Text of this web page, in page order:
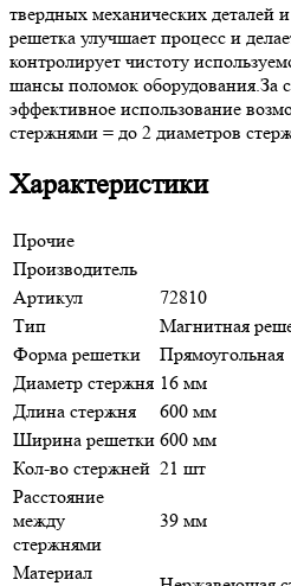
твердных механических деталей
решетка улучшает процесс и
контролирует чистоту
шансы поломок оборудования.За
эффективное использование
стержнями = до 2 диаметров
Характеристики
Прочие
Производитель
Артикул
72810
Тип
Магнитная
Форма решетки
Прямоугольная
Диаметр стержня 16 мм
Длина стержня
600 мм
Ширина решетки 600 мм
Кол-во стержней 21 шт
Расстояние
между
стержнями
39 мм
Материал